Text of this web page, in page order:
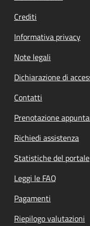
Crediti
Informativa privacy
Note legali
Dichiarazione di
Contatti
Prenotazione
Richiedi assistenza
Statistiche del portale
Leggi le FAQ
Pagamenti
Riepilogo valutazioni